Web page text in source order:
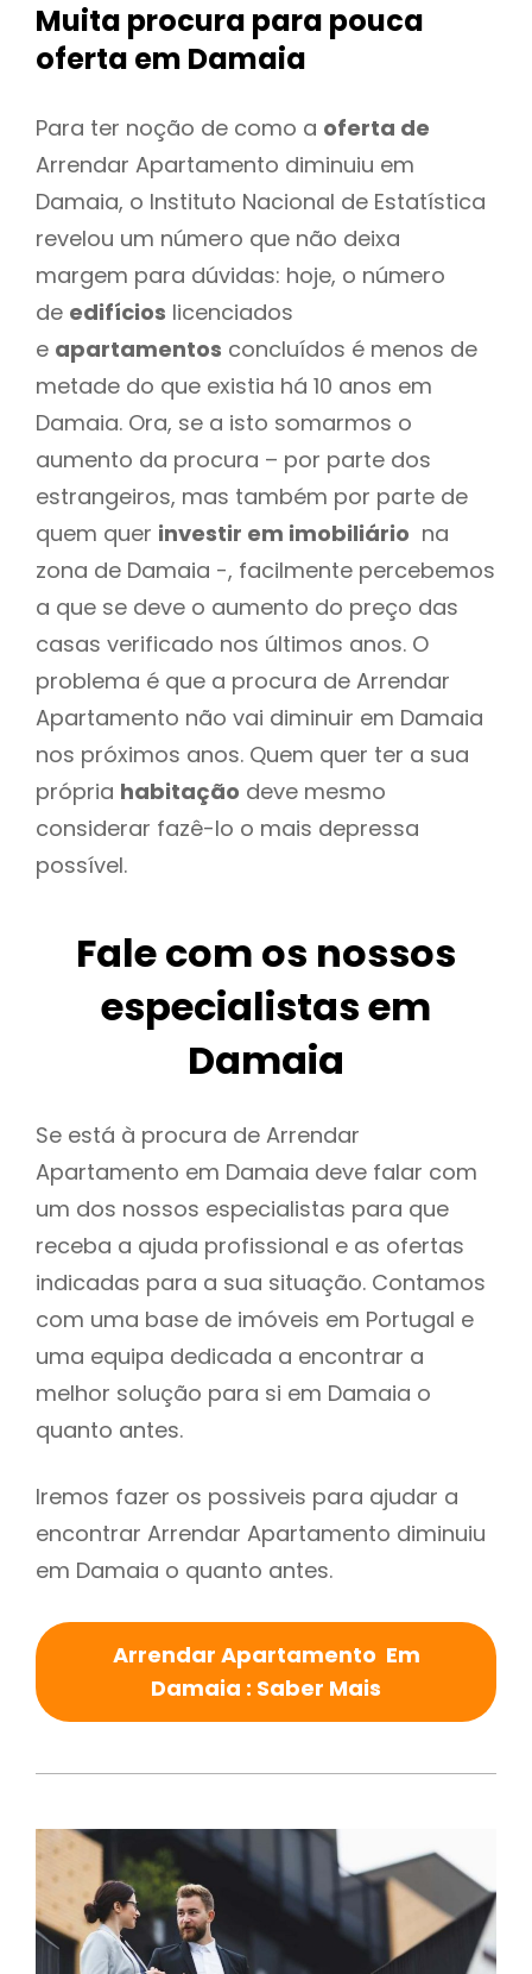
Muita procura para pouca
oferta em Damaia
Para ter noção de como a oferta de
Arrendar Apartamento diminuiu em
Damaia, o Instituto Nacional de Estatística
revelou um número que não deixa
margem para dúvidas: hoje, o número
de edifícios licenciados
e apartamentos concluídos é menos de
metade do que existia há 10 anos em
Damaia. Ora, se a isto somarmos o
aumento da procura – por parte dos
estrangeiros, mas também por parte de
quem quer investir em imobiliário na
zona de Damaia -, facilmente percebemos
a que se deve o aumento do preço das
casas verificado nos últimos anos. O
problema é que a procura de Arrendar
Apartamento não vai diminuir em Damaia
nos próximos anos. Quem quer ter a sua
própria habitação deve mesmo
considerar fazê-lo o mais depressa
possível.
Fale com os nossos
especialistas em
Damaia
Se está à procura de Arrendar
Apartamento em Damaia deve falar com
um dos nossos especialistas para que
receba a ajuda profissional e as ofertas
indicadas para a sua situação. Contamos
com uma base de imóveis em Portugal e
uma equipa dedicada a encontrar a
melhor solução para si em Damaia o
quanto antes.
Iremos fazer os possiveis para ajudar a
encontrar Arrendar Apartamento diminuiu
em Damaia o quanto antes.
Arrendar Apartamento Em
Damaia : Saber Mais